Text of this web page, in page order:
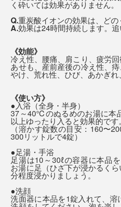
それでも、入浴後は、体の奥
もより湯冷めしにくい、不思議
います。
これで「温泉旅」気分を味わ
ます。ぜひ“究極の炭酸湯”、試
20分以上、どんなに小さなカケ
40℃前後のぬるめのお湯に浸
ても、のぼせたり、汗が止まら
く砕いては効果がありません。
Q.重炭酸イオンの効果は、どの
A.効果は24時間持続します。追
《効能》
冷え性、腰痛、肩こり、疲労回
あせも、産前産後の冷え性、
やけ、荒れ性、ひび、あかぎ
《使い方》
●入浴（全身・半身）
37～40℃のぬるめのお湯に本
以上ゆったり入ると効果的です
（溶かす錠数の目安：160〜
300リットルで4錠）
●足湯・手浴
足湯は10～30ℓの容器に本品
お湯に足（ひざ下が浸かるく
分程度浸かりましょう。
●洗顔
洗面器に本品を1錠入れて、